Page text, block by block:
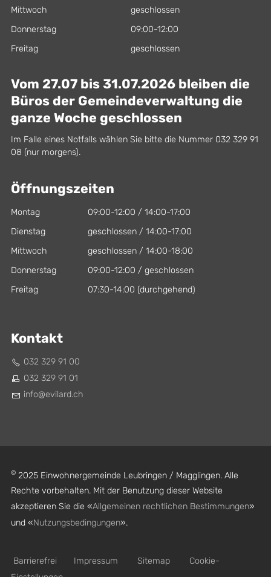
Mittwoch
geschlossen
Donnerstag
09:00-12:00
Freitag
geschlossen
Vom 27.07 bis 31.07.2026 bleiben die
Büros der Gemeindeverwaltung die
ganze Woche geschlossen
Im Falle eines Notfalls wählen Sie bitte die Nummer 032 329 91
08 (nur morgens).
Öffnungszeiten
Montag
09:00-12:00 / 14:00-17:00
Dienstag
geschlossen / 14:00-17:00
Mittwoch
geschlossen / 14:00-18:00
Donnerstag
09:00-12:00 / geschlossen
Freitag
07:30-14:00 (durchgehend)
Kontakt
032 329 91 00
032 329 91 01
nf
v l rd ch
© 2025 Einwohnergemeinde Leubringen / Magglingen. Alle
Rechte vorbehalten. Mit der Benutzung dieser Website
akzeptieren Sie die «Allgemeinen rechtlichen Bestimmungen»
und «Nutzungsbedingungen».
Barrierefrei Impressum Sitemap
Cookie-